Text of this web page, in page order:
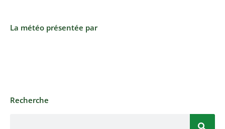
La météo présentée par
Recherche